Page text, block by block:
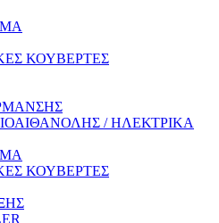
ΚΟΥΒΕΡΤΕΣ
/ ΗΛΕΚΤΡΙΚΑ
ΚΟΥΒΕΡΤΕΣ